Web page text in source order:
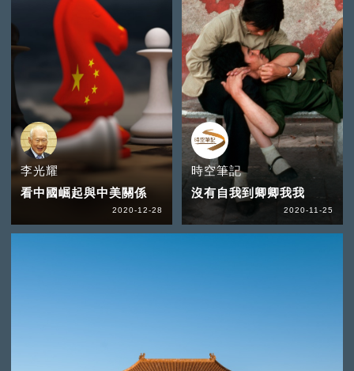
李光耀
看中國崛起與中美關係
2020-12-28
時空筆記
沒有自我到卿卿我我
2020-11-25